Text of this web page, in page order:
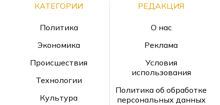
КАТЕГОРИИ
Политика
Экономика
Происшествия
Технологии
Культура
РЕДАКЦИЯ
О нас
Реклама
Условия
использования
Политика об обработке
персональных данных